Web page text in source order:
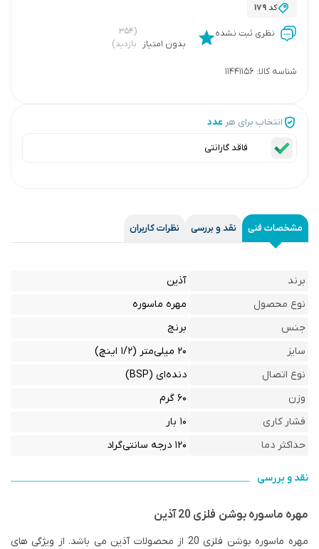
کد179
نظری ثبت نشده
بدون امتیاز
(۳۵۴
بازدید)
شناسه کالا: 11441156
انتخاب برای هر عدد
فاقد گارانتی
مشخصات فنی نقد و بررسی نظرات کاربران
برند
آذین
نوع محصول
مهره ماسوره
جنس
برنج
سایز
۲۰ میلی‌متر (۱/۲ اینچ)
نوع اتصال
دنده‌ای (BSP)
وزن
۶۰ گرم
فشار کاری
۱۰ بار
حداکثر دما
۱۲۰ درجه سانتی‌گراد
نقد و بررسی
مهره ماسوره بوشن فلزی 20 آذین
مهره ماسوره بوشن فلزی 20 از محصولات آذین می باشد. از ویژگی های